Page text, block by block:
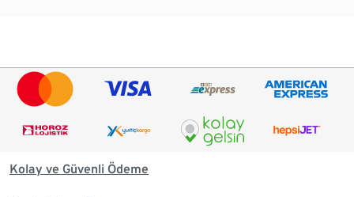
Kolay ve Güvenli Ödeme